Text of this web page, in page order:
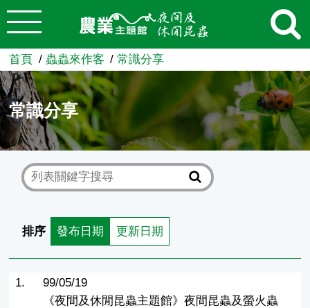
跳到主要內容
農業知識入口網
首頁 蟲蟲來作客 常識分享
常識分享
排序 發布日期 更新日期
1.
99/05/19
《夜間及休閒昆蟲主題館》夜間昆蟲及螢火蟲